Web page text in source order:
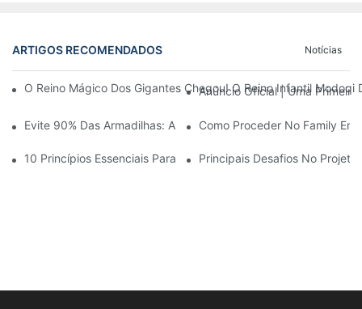
ARTIGOS RECOMENDADOS Notícias
O Reino Mágico Dos Gigantes Chegou! O Reino Infantil
Anúncio Oficial | Uma
Evite 90% Das Armadilhas: Ao Investir Em Um Centro
Como Proceder No Family
10 Princípios Essenciais Para O Sucesso No Design De
Principais Desafios No